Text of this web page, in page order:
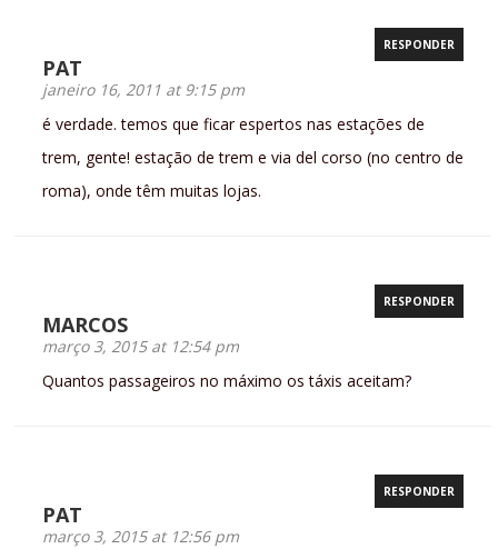
PAT
janeiro 16, 2011 at 9:15 pm
RESPONDER
é verdade. temos que ficar espertos nas estações de
trem, gente! estação de trem e via del corso (no centro de
roma), onde têm muitas lojas.
MARCOS
março 3, 2015 at 12:54 pm
RESPONDER
Quantos passageiros no máximo os táxis aceitam?
PAT
março 3, 2015 at 12:56 pm
RESPONDER